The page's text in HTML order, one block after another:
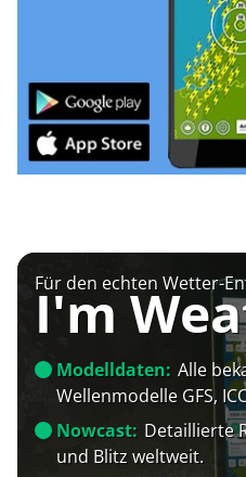
Für den echten Wetter-
I'm
Modelldaten: Alle
Wellenmodelle GFS,
Nowcast: Detaillierte
und Blitz weltweit.